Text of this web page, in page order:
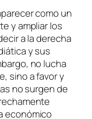
como un
y ampliar los
a la derecha
y sus
no lucha
sino a favor y
no surgen de
económico